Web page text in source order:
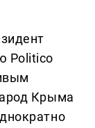
Politico
Крыма